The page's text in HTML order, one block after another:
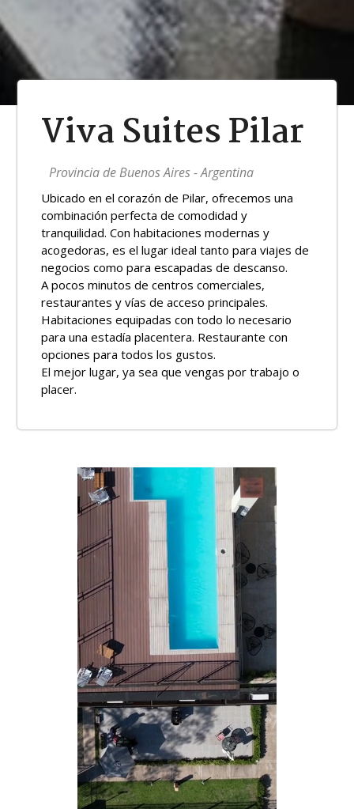
Viva Suites Pilar
Provincia de Buenos Aires - Argentina
Ubicado en el corazón de Pilar, ofrecemos una
combinación perfecta de comodidad y
tranquilidad. Con habitaciones modernas y
acogedoras, es el lugar ideal tanto para viajes de
negocios como para escapadas de descanso.
A pocos minutos de centros comerciales,
restaurantes y vías de acceso principales.
Habitaciones equipadas con todo lo necesario
para una estadía placentera. Restaurante con
opciones para todos los gustos.
El mejor lugar, ya sea que vengas por trabajo o
placer.